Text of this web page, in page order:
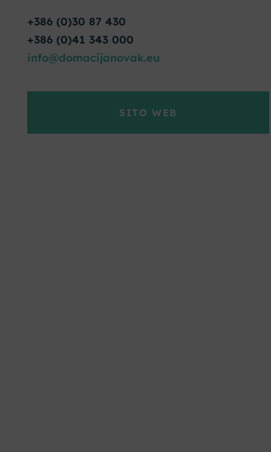
+386 (0)30 87 430
+386 (0)41 343 000
info@domacijanovak.eu
SITO WEB